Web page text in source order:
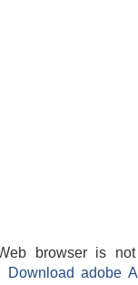
browser is
Download adobe